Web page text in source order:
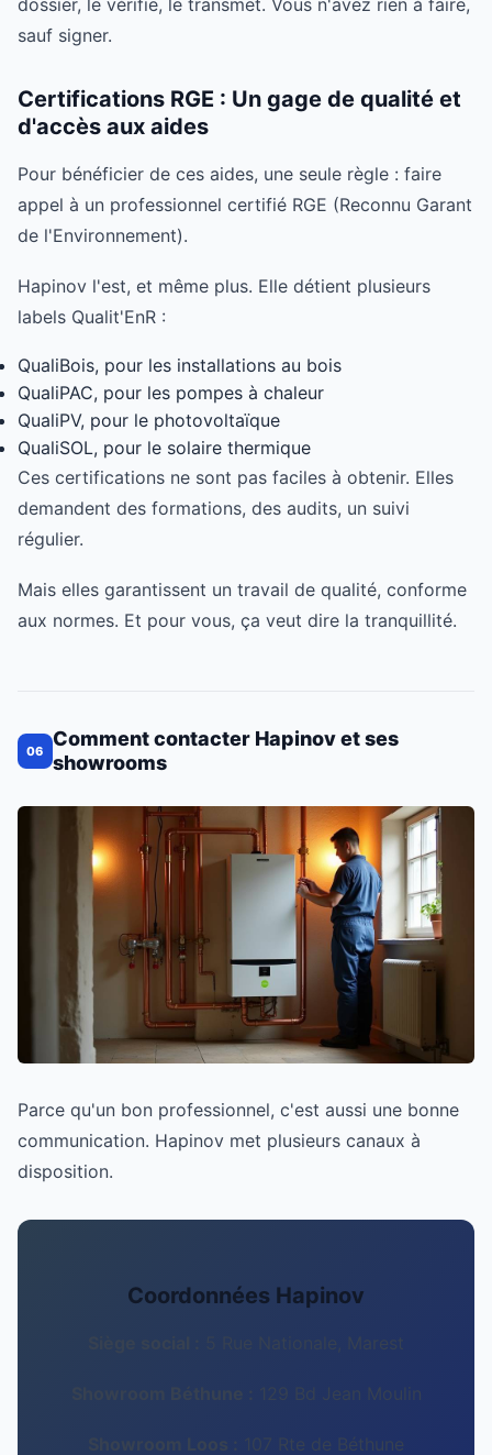
dossier, le vérifie, le transmet. Vous n'avez rien à faire,
sauf signer.
Certifications RGE : Un gage de qualité et
d'accès aux aides
Pour bénéficier de ces aides, une seule règle : faire
appel à un professionnel certifié RGE (Reconnu Garant
de l'Environnement).
Hapinov l'est, et même plus. Elle détient plusieurs
labels Qualit'EnR :
QualiBois, pour les installations au bois
QualiPAC, pour les pompes à chaleur
QualiPV, pour le photovoltaïque
QualiSOL, pour le solaire thermique
Ces certifications ne sont pas faciles à obtenir. Elles
demandent des formations, des audits, un suivi
régulier.
Mais elles garantissent un travail de qualité, conforme
aux normes. Et pour vous, ça veut dire la tranquillité.
06
Comment contacter Hapinov et ses
showrooms
Parce qu'un bon professionnel, c'est aussi une bonne
communication. Hapinov met plusieurs canaux à
disposition.
Coordonnées Hapinov
129 Bd Jean Moulin
107 Rte de Béthune